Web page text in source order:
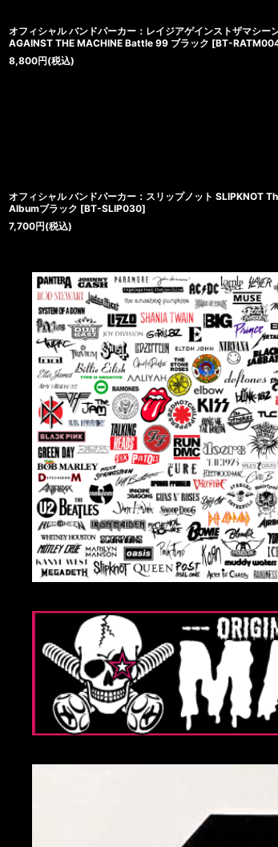
オフィシャル バンドパーカー：レイジアゲインストザマシー
AGAINST THE MACHINE Battle 99 ブラック [BT-
8,800円(税込)
オフィシャル バンドパーカー：スリップノット SLIPKNOT
Albumブラック [BT-SLIP030]
7,700円(税込)